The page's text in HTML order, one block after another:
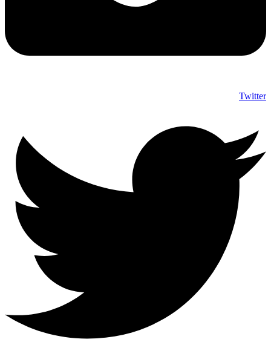
Twitter